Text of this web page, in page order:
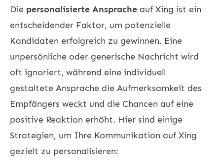
Die personalisierte Ansprache auf Xing ist ein
entscheidender Faktor, um potenzielle
Kandidaten erfolgreich zu gewinnen. Eine
unpersönliche oder generische Nachricht wird
oft ignoriert, während eine individuell
gestaltete Ansprache die Aufmerksamkeit des
Empfängers weckt und die Chancen auf eine
positive Reaktion erhöht. Hier sind einige
Strategien, um Ihre Kommunikation auf Xing
gezielt zu personalisieren: